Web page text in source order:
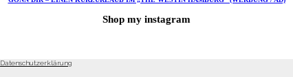
Shop my instagram
Datenschutzerklärung